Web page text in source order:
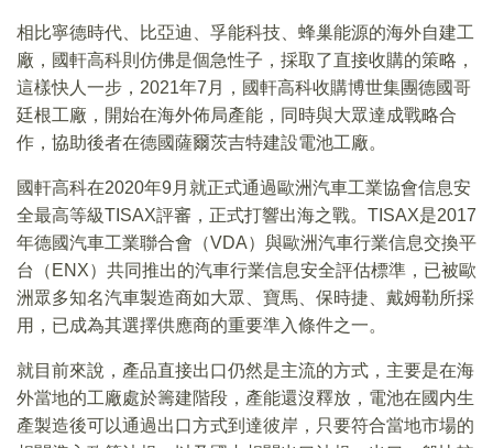
相比寧德時代、比亞迪、孚能科技、蜂巢能源的海外自建工
廠，國軒高科則仿佛是個急性子，採取了直接收購的策略，
這樣快人一步，2021年7月，國軒高科收購博世集團德國哥
廷根工廠，開始在海外佈局產能，同時與大眾達成戰略合
作，協助後者在德國薩爾茨吉特建設電池工廠。
國軒高科在2020年9月就正式通過歐洲汽車工業協會信息安
全最高等級TISAX評審，正式打響出海之戰。TISAX是2017
年德國汽車工業聯合會（VDA）與歐洲汽車行業信息交換平
台（ENX）共同推出的汽車行業信息安全評估標準，已被歐
洲眾多知名汽車製造商如大眾、寶馬、保時捷、戴姆勒所採
用，已成為其選擇供應商的重要準入條件之一。
就目前來說，產品直接出口仍然是主流的方式，主要是在海
外當地的工廠處於籌建階段，產能還沒釋放，電池在國内生
產製造後可以通過出口方式到達彼岸，只要符合當地市場的